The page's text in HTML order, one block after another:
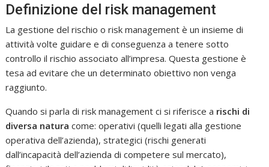
Definizione del risk management
La gestione del rischio o risk management è un insieme di
attività volte guidare e di conseguenza a tenere sotto
controllo il rischio associato all’impresa. Questa gestione è
tesa ad evitare che un determinato obiettivo non venga
raggiunto.
Quando si parla di risk management ci si riferisce a rischi di
diversa natura come: operativi (quelli legati alla gestione
operativa dell’azienda), strategici (rischi generati
dall’incapacità dell’azienda di competere sul mercato),